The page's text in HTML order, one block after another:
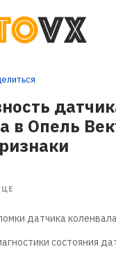
в Опель
датчика
состояния